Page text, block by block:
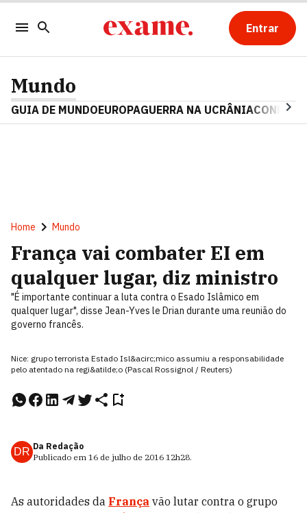
Entrar
Mundo
GUIA DE MUNDOEUROPAGUERRA NA UCRÂNIA
Home Mundo
França vai combater EI em
qualquer lugar, diz ministro
"É importante continuar a luta contra o Esado Islâmico em
qualquer lugar", disse Jean-Yves le Drian durante uma reunião do
governo francês.
Nice: grupo terrorista Estado Isl&acirc;mico assumiu a responsabilidade
pelo atentado na regi&atilde;o (Pascal Rossignol / Reuters)
DR Da Redação
Publicado em 16 de julho de 2016 12h28.
As autoridades da França vão lutar contra o grupo